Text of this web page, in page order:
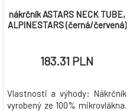
nákrčník ASTARS NECK TUBE,
ALPINESTARS (černá/červená)
183.31 PLN
Vlastnosti a výhody: Nákrčník
vyrobený ze 100% mikrovlákna.